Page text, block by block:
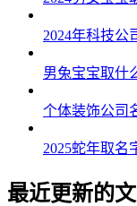
2024年科技公
男兔宝宝取什
个体装饰公司
2025蛇年取名
最近更新的